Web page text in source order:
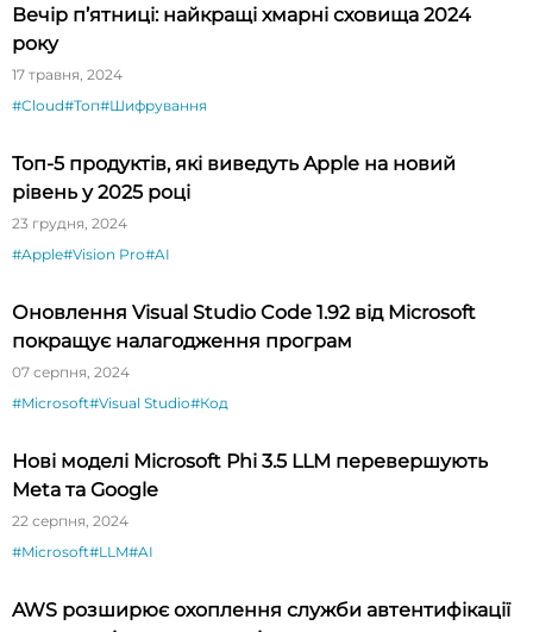
Вечір п’ятниці: найкращі хмарні сховища 2024
року
17 травня, 2024
#Cloud#Топ#Шифрування
Топ-5 продуктів, які виведуть Apple на новий
рівень у 2025 році
23 грудня, 2024
#Apple#Vision Pro#AI
Оновлення Visual Studio Code 1.92 від Microsoft
покращує налагодження програм
07 серпня, 2024
#Microsoft#Visual Studio#Код
Нові моделі Microsoft Phi 3.5 LLM перевершують
Meta та Google
22 серпня, 2024
#Microsoft#LLM#AI
AWS розширює охоплення служби автентифікації